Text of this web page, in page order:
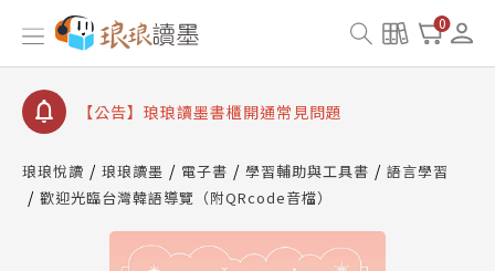
0
【公告】因 Readmoo 讀墨系統維護中，本站同步暫
停部分閱讀服務
【公告】琅琅讀墨數位閱讀資產合併與書櫃開通申請
【公告】琅琅讀墨書櫃開通常見問題
請圖文教學
【公告】琅琅書店服務升級重要說明及資產合併結果
查詢
【公告】因 Readmoo 讀墨系統維護中，本站同步暫
停部分閱讀服務
琅琅悅讀 琅琅讀墨 電子書 學習輔助與工具書
語言學習
歡迎光臨台灣韓語導覽（附QRcode音檔）